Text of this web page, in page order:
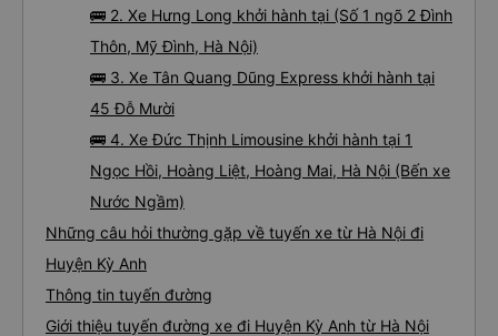
🚌 2. Xe Hưng Long khởi hành tại (Số 1 ngõ 2 Đình
Thôn, Mỹ Đình, Hà Nội)
🚌 3. Xe Tân Quang Dũng Express khởi hành tại
45 Đỗ Mười
🚌 4. Xe Đức Thịnh Limousine khởi hành tại 1
Ngọc Hồi, Hoàng Liệt, Hoàng Mai, Hà Nội (Bến xe
Nước Ngầm)
Những câu hỏi thường gặp về tuyến xe từ Hà Nội đi
Huyện Kỳ Anh
Thông tin tuyến đường
Giới thiệu tuyến đường xe đi Huyện Kỳ Anh từ Hà Nội